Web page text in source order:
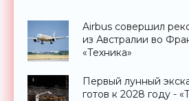
Airbus совершил
из Австралии во
«Техника»
Первый лунный
готов к 2028 году -